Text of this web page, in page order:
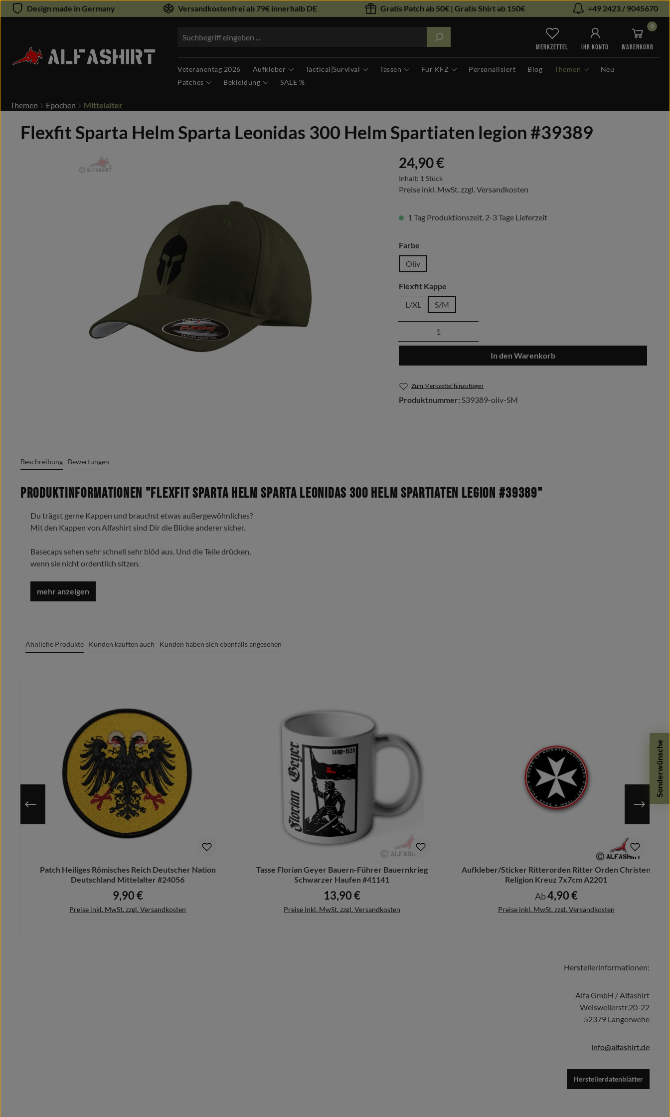
Hauptinhalt springen
Zur Suche springen
Design made in Germany Versandkostenfrei ab 79€ innerhalb DE Gratis Patch ab 50€ | Gratis Shirt ab 150€ +49 2423 / 9045670
Du hast 0 Produkte auf dem
MERKZETTEL IHR KONTO
0
WARENKORB
Veteranentag 2026 Aufkleber Tactical|Survival Tassen Für KFZ Personalisiert Blog Themen
Neu
Patches
Bekleidung SALE %
Themen Epochen Mittelalter
Flexfit Sparta Helm Sparta Leonidas 300 Helm Spartiaten legion #39389
Bildergalerie überspringen Regulärer Preis:
24,90 €
Inhalt: 1 Stück
Preise inkl. MwSt. zzgl. Versandkosten
1 Tag Produktionszeit, 2-3 Tage Lieferzeit
Farbeauswählen
Oliv
Flexfit Kappeauswählen
L/XL
S/M
Produkt Anzahl: Gib den gewünschten Wert ein
In den Warenkorb
Zum Merkzettel hinzufügen
Produktnummer: S39389-oliv-SM
Sonderwünsche
Beschreibung Bewertungen
Produktinformationen "Flexfit Sparta Helm Sparta Leonidas 300 Helm Spartiaten legion #39389"
Du trägst gerne Kappen und brauchst etwas außergewöhnliches?
Mit den Kappen von Alfashirt sind Dir die Blicke anderer sicher.
Basecaps sehen sehr schnell sehr blöd aus. Und die Teile drücken,
wenn sie nicht ordentlich sitzen.
Die wird nicht verstellt, die ‚Flexfit-Cap‘ passt einfach.
63% Polyester, 34% Baumwolle, 3% Elasthan
Feste Größe S/M = 56 cm L/XL = 58 cm
Schicke uns gerne Deinen Vorschlag
Wir designen Ihn für Dich kostenlos.
Bitte beachte, dass nach dem Kauf keinerlei Änderungen mehr vorgenommen werden können.
Melde Dich also vorab bei uns.
Ähnliche Produkte Kunden kauften auch Kunden haben sich ebenfalls angesehen
Patch Heiliges Römisches Reich Deutscher Nation
Deutschland Mittelalter #24056
Regulärer Preis:
9,90 €
Preise inkl. MwSt. zzgl. Versandkosten
Tasse Florian Geyer Bauern-Führer Bauernkrieg
Schwarzer Haufen #41141
Regulärer Preis:
13,90 €
Preise inkl. MwSt. zzgl. Versandkosten
Aufkleber/Sticker Ritterorden Ritter Orden Christen
Religion Kreuz 7x7cm A2201
Regulärer Preis:
Ab4,90 €
Preise inkl. MwSt. zzgl. Versandkosten
DetailsHerstellerinformationen:
Alfa GmbH / Alfashirt
Weisweilerstr.20-22
52379 Langerwehe
info@alfashirt.de
Herstellerdatenblätter